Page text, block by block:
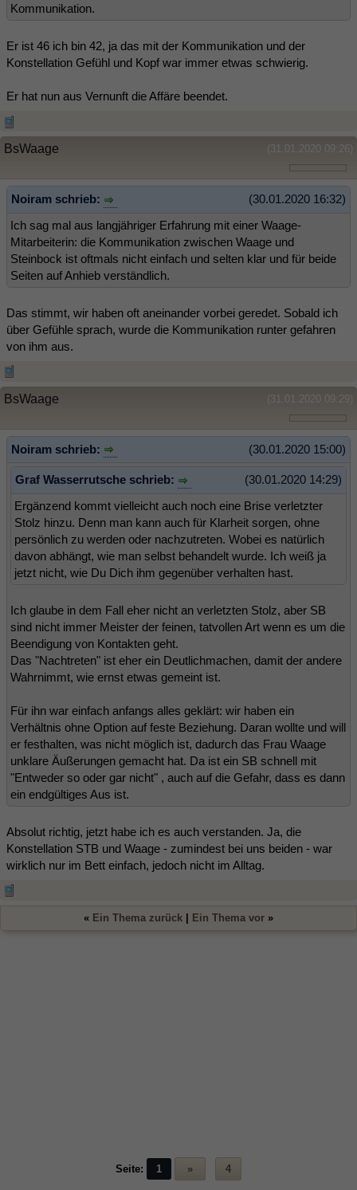
Kommunikation.
Er ist 46 ich bin 42, ja das mit der Kommunikation und der
Konstellation Gefühl und Kopf war immer etwas schwierig.
Er hat nun aus Vernunft die Affäre beendet.
(31.01.2020 09:26)
BsWaage
(30.01.2020 16:32)
Noiram schrieb:
Ich sag mal aus langjähriger Erfahrung mit einer Waage-
Mitarbeiterin: die Kommunikation zwischen Waage und
Steinbock ist oftmals nicht einfach und selten klar und für beide
Seiten auf Anhieb verständlich.
Das stimmt, wir haben oft aneinander vorbei geredet. Sobald ich
über Gefühle sprach, wurde die Kommunikation runter gefahren
von ihm aus.
(31.01.2020 09:29)
BsWaage
(30.01.2020 15:00)
Noiram schrieb:
(30.01.2020 14:29)
Graf Wasserrutsche schrieb:
Ergänzend kommt vielleicht auch noch eine Brise verletzter
Stolz hinzu. Denn man kann auch für Klarheit sorgen, ohne
persönlich zu werden oder nachzutreten. Wobei es natürlich
davon abhängt, wie man selbst behandelt wurde. Ich weiß ja
jetzt nicht, wie Du Dich ihm gegenüber verhalten hast.
Ich glaube in dem Fall eher nicht an verletzten Stolz, aber SB
sind nicht immer Meister der feinen, tatvollen Art wenn es um die
Beendigung von Kontakten geht.
Das "Nachtreten" ist eher ein Deutlichmachen, damit der andere
Wahrnimmt, wie ernst etwas gemeint ist.
Für ihn war einfach anfangs alles geklärt: wir haben ein
Verhältnis ohne Option auf feste Beziehung. Daran wollte und will
er festhalten, was nicht möglich ist, dadurch das Frau Waage
unklare Äußerungen gemacht hat. Da ist ein SB schnell mit
"Entweder so oder gar nicht" , auch auf die Gefahr, dass es dann
ein endgültiges Aus ist.
Absolut richtig, jetzt habe ich es auch verstanden. Ja, die
Konstellation STB und Waage - zumindest bei uns beiden - war
wirklich nur im Bett einfach, jedoch nicht im Alltag.
« Ein Thema zurück Ein Thema vor »
Seite: 1 » 4